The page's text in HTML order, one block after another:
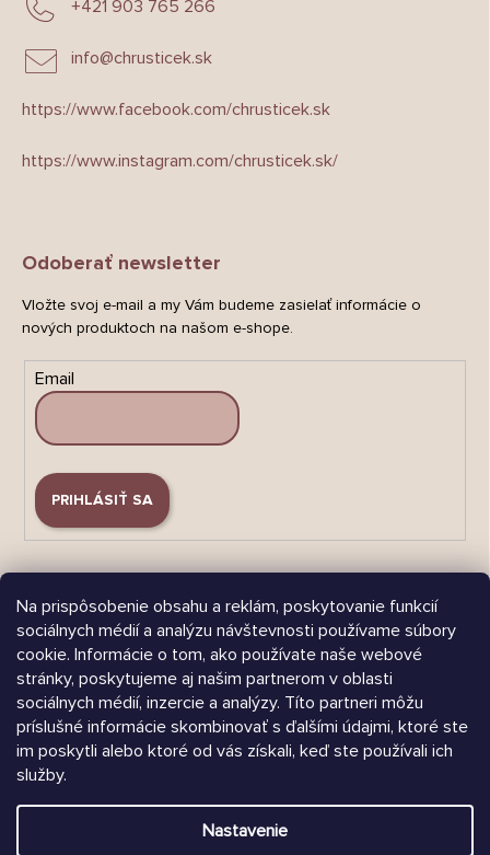
Na prispôsobenie obsahu a reklám, poskytovanie funkcií
sociálnych médií a analýzu návštevnosti používame súbory
cookie. Informácie o tom, ako používate naše webové
stránky, poskytujeme aj našim partnerom v oblasti
sociálnych médií, inzercie a analýzy. Títo partneri môžu
príslušné informácie skombinovať s ďalšími údajmi, ktoré ste
im poskytli alebo ktoré od vás získali, keď ste používali ich
služby.
Nastavenie
info@chrusticek.sk
+421 903 765 266
https://www.facebook.com/chrusticek.sk
https://www.instagram.com/chrusticek.sk/
Odoberať newsletter
Vložte svoj e-mail a my Vám budeme zasielať informácie o
nových produktoch na našom e-shope.
Email
PRIHLÁSIŤ SA
Árukereső.hu
Vytvoril Shoptet